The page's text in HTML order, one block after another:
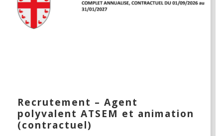
Recrutement – Agent
polyvalent ATSEM et animation
(contractuel)